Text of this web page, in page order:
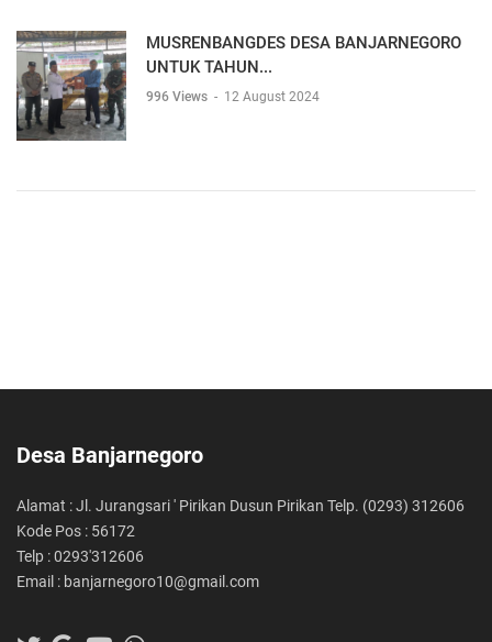
MUSRENBANGDES DESA BANJARNEGORO
UNTUK TAHUN...
996 Views - 12 August 2024
Desa Banjarnegoro
Alamat : Jl. Jurangsari ' Pirikan Dusun Pirikan Telp. (0293) 312606
Kode Pos : 56172
Telp : 0293'312606
Email : banjarnegoro10@gmail.com